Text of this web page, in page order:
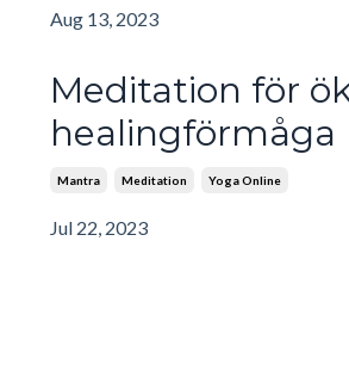
Aug 13, 2023
Meditation för
healingförmåga
Mantra Meditation Yoga Online
Jul 22, 2023